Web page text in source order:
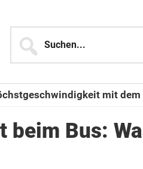
mit dem
beim Bus: